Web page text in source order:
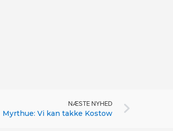
NÆSTE NYHED
Myrthue: Vi kan takke Kostow